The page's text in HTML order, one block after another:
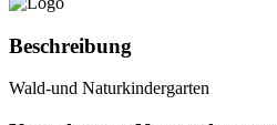
Beschreibung
Wald-und Naturkindergarten